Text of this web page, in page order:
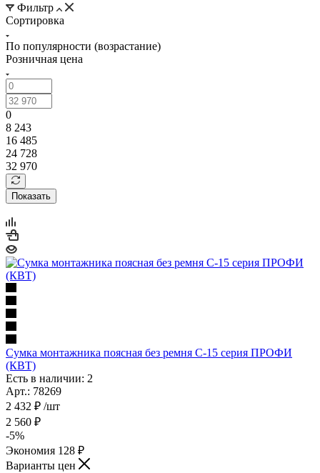
Фильтр
Сортировка
По популярности (возрастание)
Розничная цена
0
8 243
16 485
24 728
32 970
Показать
Сумка монтажника поясная без ремня С-15 серия ПРОФИ
(КВТ)
Есть в наличии: 2
Арт.: 78269
2 432 ₽ /шт
2 560 ₽
-5%
Экономия 128 ₽
Варианты цен